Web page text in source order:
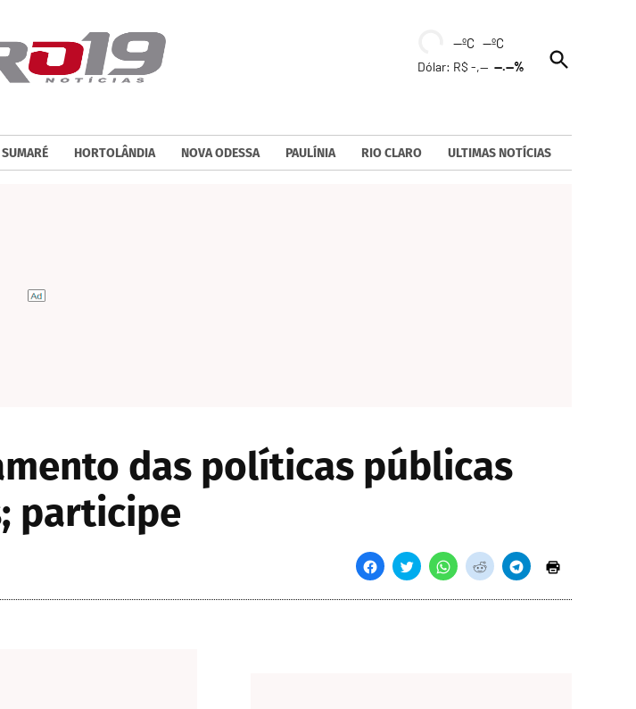
--ºC --ºC
Dólar: R$ -,----.--%
Open
Search
SUMARÉ HORTOLÂNDIA NOVA ODESSA PAULÍNIA RIO CLARO ULTIMAS NOTÍCIAS
das políticas públicas
participe